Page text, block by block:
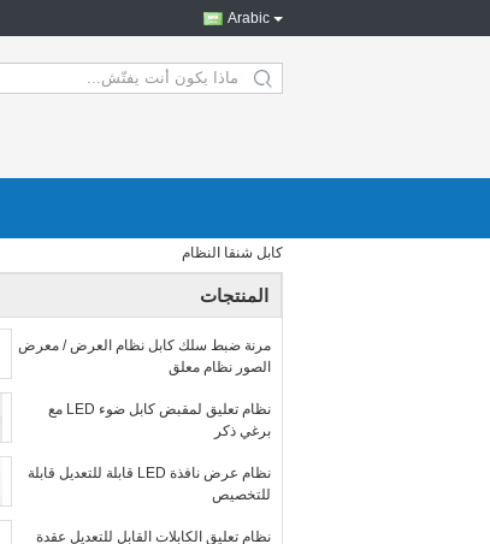
Arabic
search
كابل شنقا النظام
المنتجات
مرنة ضبط سلك كابل نظام العرض / معرض
الصور نظام معلق
نظام تعليق لمقبض كابل ضوء LED مع
برغي ذكر
نظام عرض نافذة LED قابلة للتعديل قابلة
للتخصيص
نظام تعليق الكابلات القابل للتعديل عقدة